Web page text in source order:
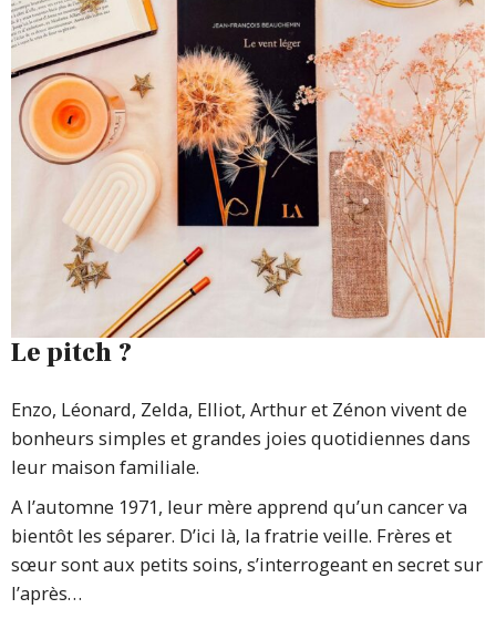
Le pitch ?
Enzo, Léonard, Zelda, Elliot, Arthur et Zénon vivent de
bonheurs simples et grandes joies quotidiennes dans
leur maison familiale.
A l’automne 1971, leur mère apprend qu’un cancer va
bientôt les séparer. D’ici là, la fratrie veille. Frères et
sœur sont aux petits soins, s’interrogeant en secret sur
l’après…